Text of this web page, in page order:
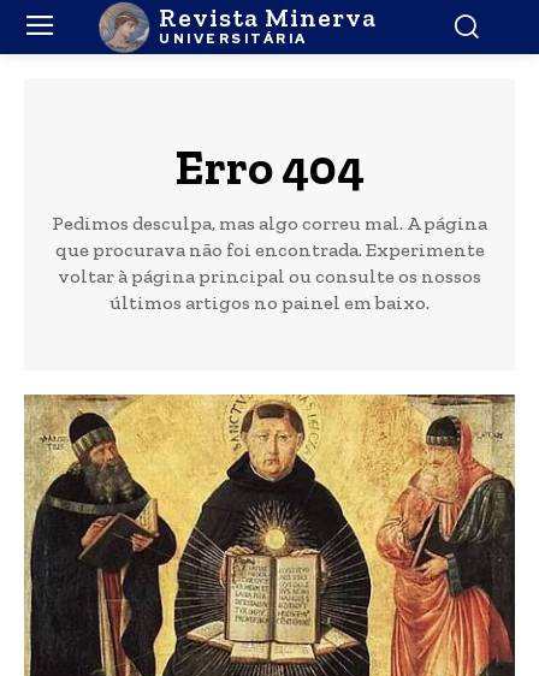
Revista Minerva
UNIVERSITÁRIA
Erro 404
Pedimos desculpa, mas algo correu mal. A página
que procurava não foi encontrada. Experimente
voltar à página principal ou consulte os nossos
últimos artigos no painel em baixo.